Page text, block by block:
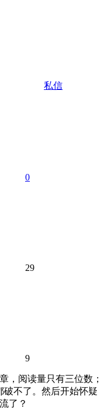
私信
0
29
9
，阅读量只有三位数；
破不了。然后开始怀疑
了？